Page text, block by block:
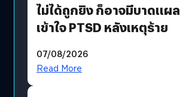
ไม่ได้ถูกยิง ก็อาจมีบาดแผล
เข้าใจ PTSD หลังเหตุร้าย
07/08/2026
Read More